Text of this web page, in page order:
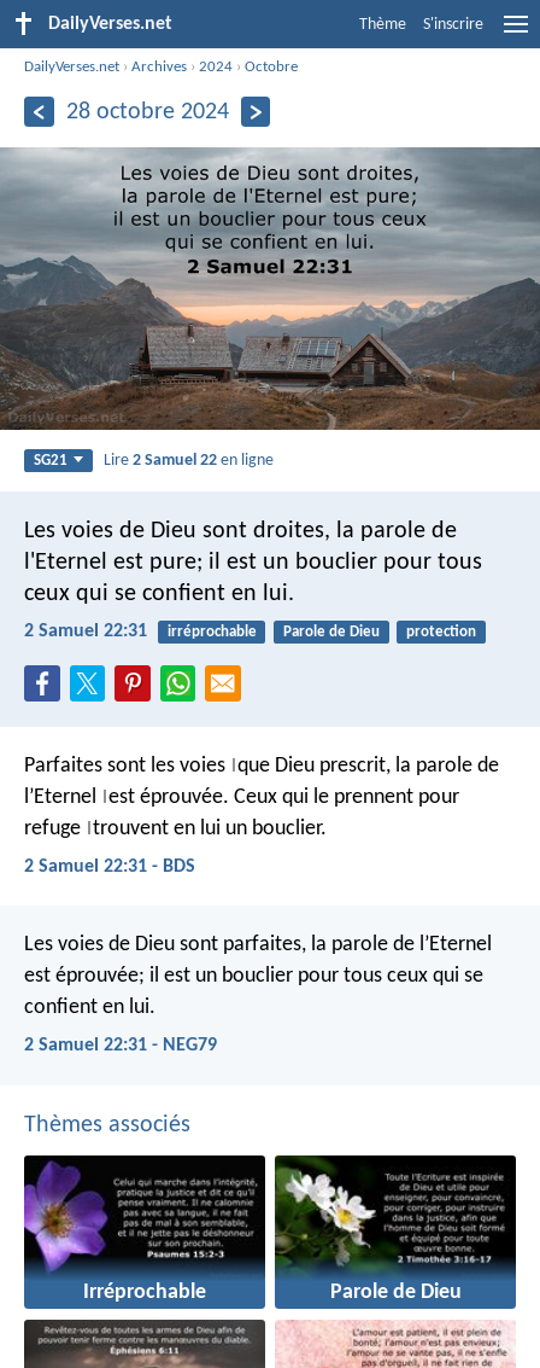
DailyVerses.net Thème S'inscrire
DailyVerses.net ›Archives ›2024 ›Octobre
28 octobre 2024
SG21 Lire2 Samuel 22 en ligne
Les voies de Dieu sont droites, la parole de
l'Eternel est pure; il est un bouclier pour tous
ceux qui se confient en lui.
2 Samuel 22:31 irréprochable Parole de Dieu protection
Parfaites sont les voies que Dieu prescrit, la parole de
l’Eternel
est éprouvée. Ceux qui le prennent pour
refuge trouvent en lui un bouclier.
2 Samuel 22:31 - BDS
Les voies de Dieu sont parfaites, la parole de l’Eternel
est éprouvée; il est un bouclier pour tous ceux qui se
confient en lui.
2 Samuel 22:31 - NEG79
Thèmes associés
Irréprochable Parole de Dieu